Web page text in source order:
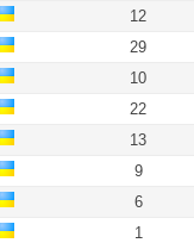
12
29
10
22
13
9
6
1